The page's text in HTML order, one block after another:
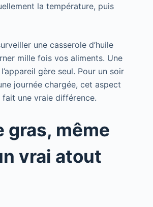
la température, puis
une casserole d’huile
mille fois vos aliments. Une
gère seul. Pour un soir
journée chargée, cet aspect
fait une vraie différence.
gras, même
vrai atout